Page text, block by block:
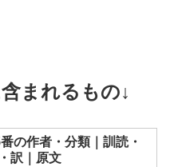
まれるもの↓
の作者・分類｜訓読・
訳｜原文